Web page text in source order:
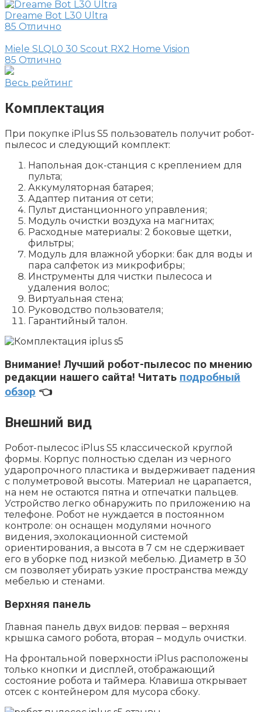
Dreame Bot L30 Ultra
85 Отлично
Miele SLQL0 30 Scout RX2 Home Vision
85 Отлично
Весь рейтинг
Комплектация
При покупке iPlus S5 пользователь получит робот-
пылесос и следующий комплект:
Напольная док-станция с креплением для
пульта;
Аккумуляторная батарея;
Адаптер питания от сети;
Пульт дистанционного управления;
Модуль очистки воздуха на магнитах;
Расходные материалы: 2 боковые щетки,
фильтры;
Модуль для влажной уборки: бак для воды и
пара салфеток из микрофибры;
Инструменты для чистки пылесоса и
удаления волос;
Виртуальная стена;
Руководство пользователя;
Гарантийный талон.
Внимание! Лучший робот-пылесос по мнению
редакции нашего сайта! Читать подробный
обзор 👈
Внешний вид
Робот-пылесос iPlus S5 классической круглой
формы. Корпус полностью сделан из черного
ударопрочного пластика и выдерживает падения
с полуметровой высоты. Материал не царапается,
на нем не остаются пятна и отпечатки пальцев.
Устройство легко обнаружить по приложению на
телефоне. Робот не нуждается в постоянном
контроле: он оснащен модулями ночного
видения, эхолокационной системой
ориентирования, а высота в 7 см не сдерживает
его в уборке под низкой мебелью. Диаметр в 30
см позволяет убирать узкие пространства между
мебелью и стенами.
Верхняя панель
Главная панель двух видов: первая – верхняя
крышка самого робота, вторая – модуль очистки.
На фронтальной поверхности iPlus расположены
только кнопки и дисплей, отображающий
состояние робота и таймера. Клавиша открывает
отсек с контейнером для мусора сбоку.